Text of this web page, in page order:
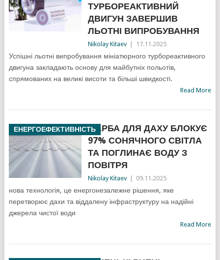
ТУРБОРЕАКТИВНИЙ
ДВИГУН ЗАВЕРШИВ
ЛЬОТНІ ВИПРОБУВАННЯ
Nikolay Kitaev 17.11.2025
Успішні льотні випробування мініатюрного турбореактивного
двигуна закладають основу для майбутніх польотів,
спрямованих на великі висоти та більші швидкості.
Read More
ЕНЕРГОЕФЕКТИВНІСТЬФАРБА ДЛЯ ДАХУ БЛОКУЄ
97% СОНЯЧНОГО СВІТЛА
ТА ПОГЛИНАЄ ВОДУ З
ПОВІТРЯ
Nikolay Kitaev 09.11.2025
нова технологія, це енергонезалежне рішення, яке
перетворює дахи та віддалену інфраструктуру на надійні
джерела чистої води
Read More